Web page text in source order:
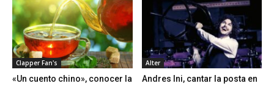
Clapper Fan's
«Un cuento chino», conocer la
Alter
Andres Ini, cantar la posta en